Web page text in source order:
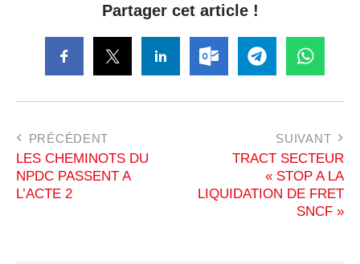
Partager cet article !
PRÉCÉDENT
LES CHEMINOTS DU
NPDC PASSENT A
L’ACTE 2
SUIVANT
TRACT SECTEUR
« STOP A LA
LIQUIDATION DE FRET
SNCF »